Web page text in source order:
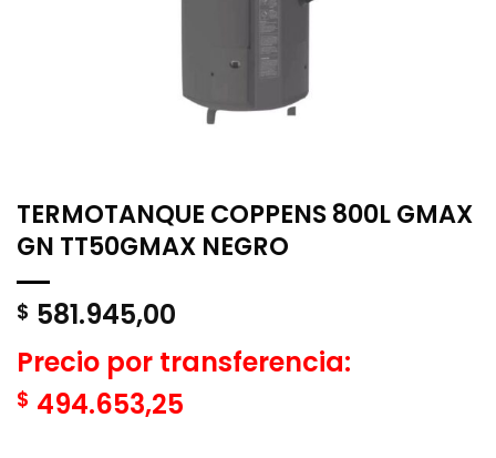
TERMOTANQUE COPPENS 800L GMAX
GN TT50GMAX NEGRO
$ 581.945,00
Precio por transferencia:
$ 494.653,25